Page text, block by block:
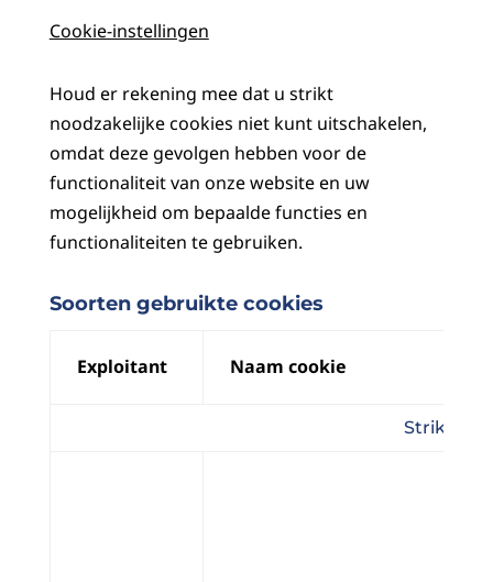
Cookie-instellingen
Houd er rekening mee dat u strikt
noodzakelijke cookies niet kunt uitschakelen,
omdat deze gevolgen hebben voor de
functionaliteit van onze website en uw
mogelijkheid om bepaalde functies en
functionaliteiten te gebruiken.
Soorten gebruikte cookies
Exploitant Naam cookie
Strikt